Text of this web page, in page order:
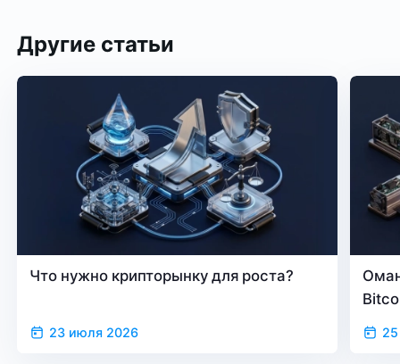
Другие статьи
Что нужно крипторынку для роста?
23 июля 2026